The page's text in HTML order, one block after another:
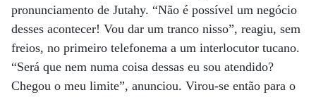
pronunciamento de Jutahy. “Não é possível um negócio
desses acontecer! Vou dar um tranco nisso”, reagiu, sem
freios, no primeiro telefonema a um interlocutor tucano.
“Será que nem numa coisa dessas eu sou atendido?
Chegou o meu limite”, anunciou. Virou-se então para o